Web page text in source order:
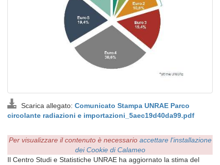
Scarica allegato: Comunicato Stampa UNRAE Parco
circolante radiazioni e importazioni_5aec19d40da99.pdf
Per visualizzare il contenuto è necessario accettare l'installazione
dei Cookie di Calameo
Il Centro Studi e Statistiche UNRAE ha aggiornato la stima del